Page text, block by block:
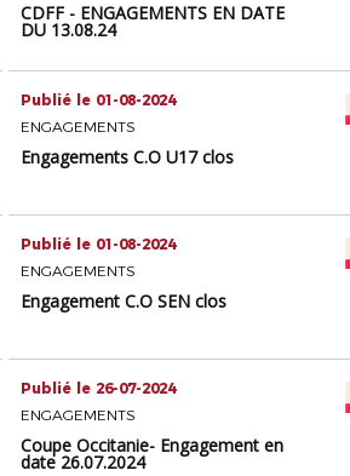
CDFF - ENGAGEMENTS EN DATE
DU 13.08.24
Publié le 01-08-2024
ENGAGEMENTS
Engagements C.O U17 clos
Publié le 01-08-2024
ENGAGEMENTS
Engagement C.O SEN clos
Publié le 26-07-2024
ENGAGEMENTS
Coupe Occitanie- Engagement en
date 26.07.2024